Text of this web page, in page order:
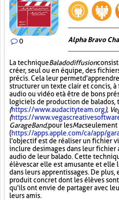
0 Alpha Bravo
La techniqueBaladodiffusion
créer, seul ou en équipe, des
précis. Cela leur permet
structurer un texte clair et concis,
audio ou vidéo et à être de bons
logiciels de production de balados,
(https://www.audacityteam.org),
(https://
GarageBand,pour lesMacseulement
(https://apps.apple.com/ca/app/
l'objectif est de réaliser un fichier
inclure des images dans leur
audio de leur balado. Cette
élèves car elle est amusante et
dans leurs apprentissages. De
produit concret dont les élèves
qu'ils ont envie de partager avec
leurs amis.